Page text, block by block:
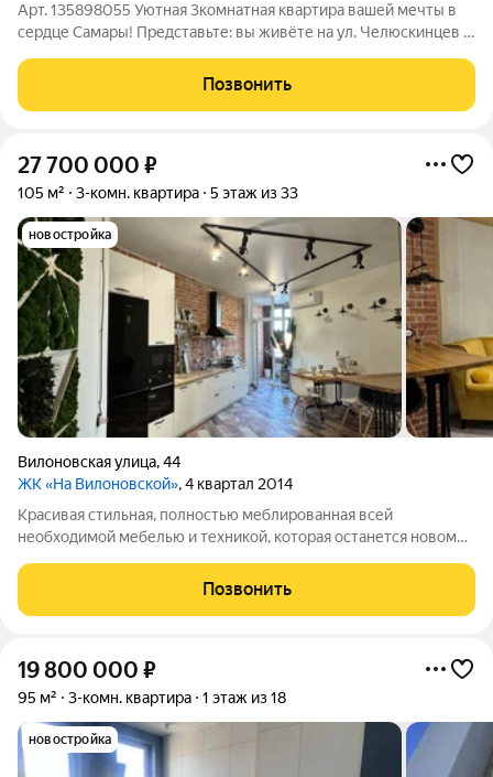
Арт. 135898055 Уютная 3комнатная квартира вашей мечты в
сердце Самары! Представьте: вы живёте на ул. Челюскинцев в
уютные прогулочные
Позвонить
27 700 000 ₽
105 м² 3-комн. квартира 5 этаж из 33
новостройка
Вилоновская улица,44
ЖК «На Вилоновской», 4 квартал 2014
Красивая стильная, полностью меблированная всей
необходимой мебелью и техникой, которая останется новому
встроенной техникой (холодильник, варочная панель, духовой
шкаф, посудомойка, вытяжка).
Позвонить
19 800 000 ₽
95 м² 3-комн. квартира 1 этаж из 18
новостройка